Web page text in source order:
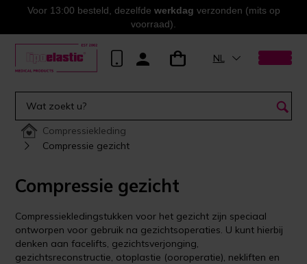
Voor 13:00 besteld, dezelfde werkdag verzonden (mits op
voorraad).
NL
Compressiekleding
Compressie gezicht
Compressie gezicht
Compressiekledingstukken voor het gezicht zijn speciaal
ontworpen voor gebruik na gezichtsoperaties. U kunt hierbij
denken aan facelifts, gezichtsverjonging,
gezichtsreconstructie, otoplastie (ooroperatie), nekliften en